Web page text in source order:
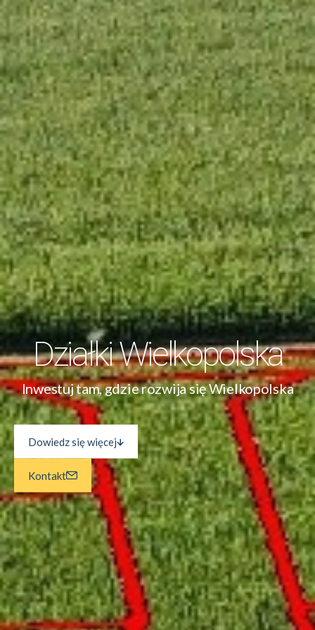
Działki Wielkopolska
Inwestuj tam, gdzie rozwija się Wielkopolska
Dowiedz się więcej
Kontakt